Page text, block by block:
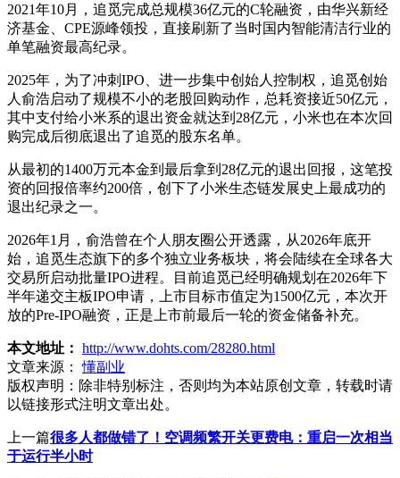
2021年10月，追觅完成总规模36亿元的C轮融资，由华兴新经
济基金、CPE源峰领投，直接刷新了当时国内智能清洁行业的
单笔融资最高纪录。
2025年，为了冲刺IPO、进一步集中创始人控制权，追觅创始
人俞浩启动了规模不小的老股回购动作，总耗资接近50亿元，
其中支付给小米系的退出资金就达到28亿元，小米也在本次回
购完成后彻底退出了追觅的股东名单。
从最初的1400万元本金到最后拿到28亿元的退出回报，这笔投
资的回报倍率约200倍，创下了小米生态链发展史上最成功的
退出纪录之一。
2026年1月，俞浩曾在个人朋友圈公开透露，从2026年底开
始，追觅生态旗下的多个独立业务板块，将会陆续在全球各大
交易所启动批量IPO进程。目前追觅已经明确规划在2026年下
半年递交主板IPO申请，上市目标市值定为1500亿元，本次开
放的Pre-IPO融资，正是上市前最后一轮的资金储备补充。
本文地址： http://www.dohts.com/28280.html
文章来源：
懂副业
版权声明： 除非特别标注，否则均为本站原创文章，转载时请
以链接形式注明文章出处。
上一篇很多人都做错了！空调频繁开关更费电：重启一次相当
于运行半小时